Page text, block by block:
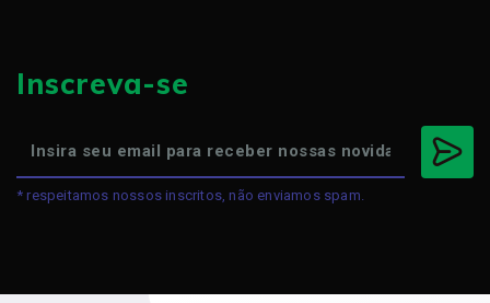
Inscreva-se
* respeitamos nossos inscritos, não enviamos spam.